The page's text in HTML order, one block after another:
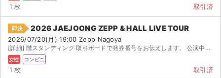
1 枚 取引済
即決 2026 JAEJOONG ZEPP & HALL LIVE TOUR
2026/07/20(月) 19:00 Zepp Nagoya
[詳細] 階スタンディング 取引ボードで発券番号をお伝えします。 公演中止の際は手数料を引いて全額返金...
女性 コンビニ
1 枚 取引済